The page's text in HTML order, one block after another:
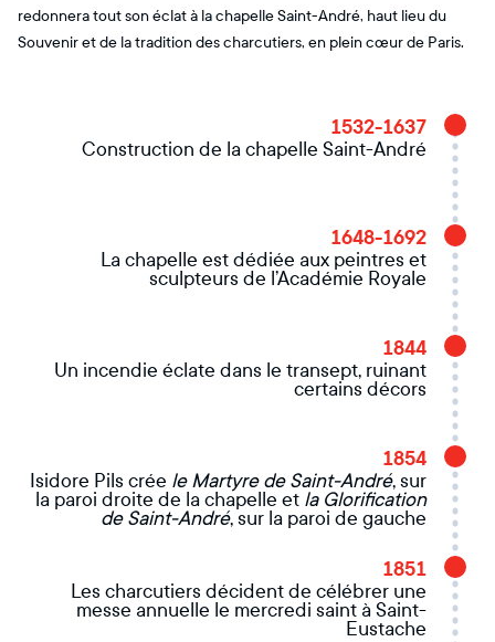
redonnera tout son éclat à la chapelle Saint-André, haut lieu du
Souvenir et de la tradition des charcutiers, en plein cœur de Paris.
1532-1637
Construction de la chapelle Saint-André
1648-1692
La chapelle est dédiée aux peintres et
sculpteurs de l’Académie Royale
1844
Un incendie éclate dans le transept, ruinant
certains décors
1854
Isidore Pils crée le Martyre de Saint-André, sur
la paroi droite de la chapelle et la Glorification
de Saint-André, sur la paroi de gauche
1851
Les charcutiers décident de célébrer une
messe annuelle le mercredi saint à Saint-
Eustache